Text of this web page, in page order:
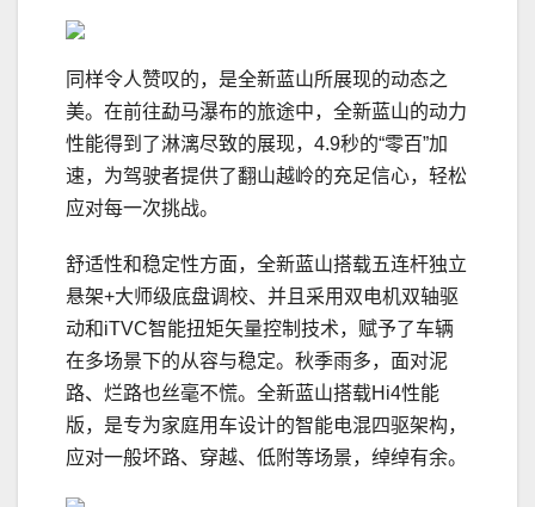
同样令人赞叹的，是全新蓝山所展现的动态之
美。在前往勐马瀑布的旅途中，全新蓝山的动力
性能得到了淋漓尽致的展现，4.9秒的“零百”加
速，为驾驶者提供了翻山越岭的充足信心，轻松
应对每一次挑战。
舒适性和稳定性方面，全新蓝山搭载五连杆独立
悬架+大师级底盘调校、并且采用双电机双轴驱
动和iTVC智能扭矩矢量控制技术，赋予了车辆
在多场景下的从容与稳定。秋季雨多，面对泥
路、烂路也丝毫不慌。全新蓝山搭载Hi4性能
版，是专为家庭用车设计的智能电混四驱架构，
应对一般坏路、穿越、低附等场景，绰绰有余。